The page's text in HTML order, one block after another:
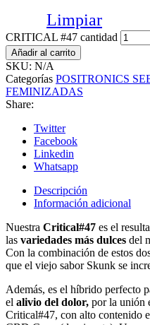
Limpiar
CRITICAL #47 cantidad
Añadir al carrito
SKU: N/A
Categorías POSITRONICS
FEMINIZADAS
Share:
Twitter
Facebook
Linkedin
Whatsapp
Descripción
Información adicional
Nuestra Critical#47 es el
las variedades más dulces del
Con la combinación de estos
que el viejo sabor Skunk se
Además, es el híbrido perfecto
el alivio del dolor, por la unión
Critical#47, con alto contenido